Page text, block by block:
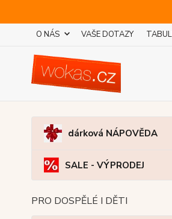
O NÁS VAŠE DOTAZY
dárková NÁPOVĚDA
SALE - VÝPRODEJ
PRO DOSPĚLÉ I DĚTI